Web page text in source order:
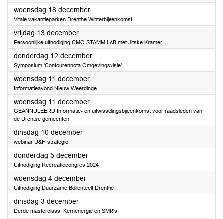
woensdag 18 december2024
Vitale vakantieparken Drenthe Winterbijeenkomst
vrijdag 13 december2024
Persoonlijke uitnodiging CMO STAMM LAB met Jitske Kramer
donderdag 12 december2024
Symposium 'Contourennota Omgevingsvisie'
woensdag 11 december2024
Informatieavond Nieuw Weerdinge
woensdag 11 december2024
GEANNULEERD Informatie- en uitwisselingsbijeenkomst voor raadsleden van
de Drentse gemeenten
dinsdag 10 december2024
webinar U&H strategie
donderdag 5 december2024
Uitnodiging Recreatiecongres 2024
woensdag 4 december2024
Uitnodiging Duurzame Bollenteelt Drenthe
dinsdag 3 december2024
Derde masterclass: Kernenergie en SMR's